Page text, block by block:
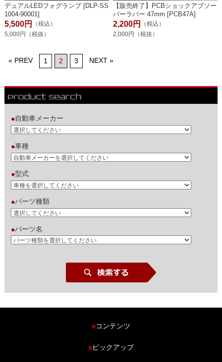
デュアルLEDフォグランプ [DLP-SS
1004-90001]
5,500円
（税込）
5,000円（税抜）
【販売終了】PCBショックアブソー
バーラバー 47mm [PCB47A]
2,200円
（税込）
2,000円（税抜）
« PREV 1 2 3 NEXT »
●自動車メーカー
●車種
●型式
●パーツ種類
●パーツ名
■コンテンツ
■ピックアップ